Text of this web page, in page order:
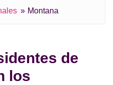
Montana
de
los